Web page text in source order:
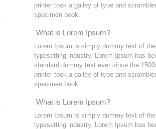
printer took a galley of type and
specimen book.
What is Lorem Ipsum?
Lorem Ipsum is simply dummy text of
typesetting industry. Lorem Ipsum has
standard dummy text ever since the
printer took a galley of type and
specimen book.
What is Lorem Ipsum?
Lorem Ipsum is simply dummy text of
typesetting industry. Lorem Ipsum has